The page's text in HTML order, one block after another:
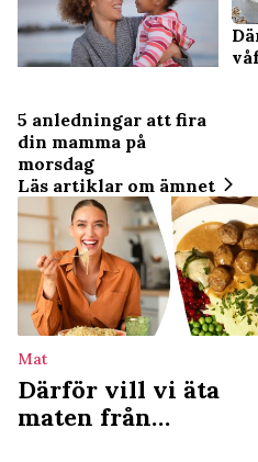
5 anledningar att fira
din mamma på
morsdag
Läs artiklar om ämnet
Mat
Därför vill vi äta
maten från